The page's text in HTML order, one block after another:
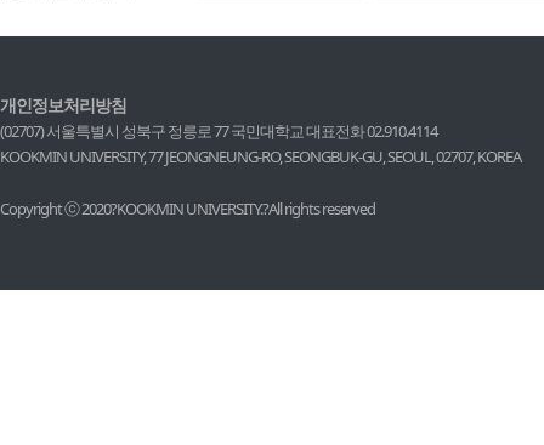
개인정보처리방침
(02707) 서울특별시 성북구 정릉로 77 국민대학교대표전화 02.910.4114
KOOKMIN UNIVERSITY, 77 JEONGNEUNG-RO, SEONGBUK-GU, SEOUL, 02707, KOREA
Copyright ⓒ 2020?KOOKMIN UNIVERSITY.?All rights reserved